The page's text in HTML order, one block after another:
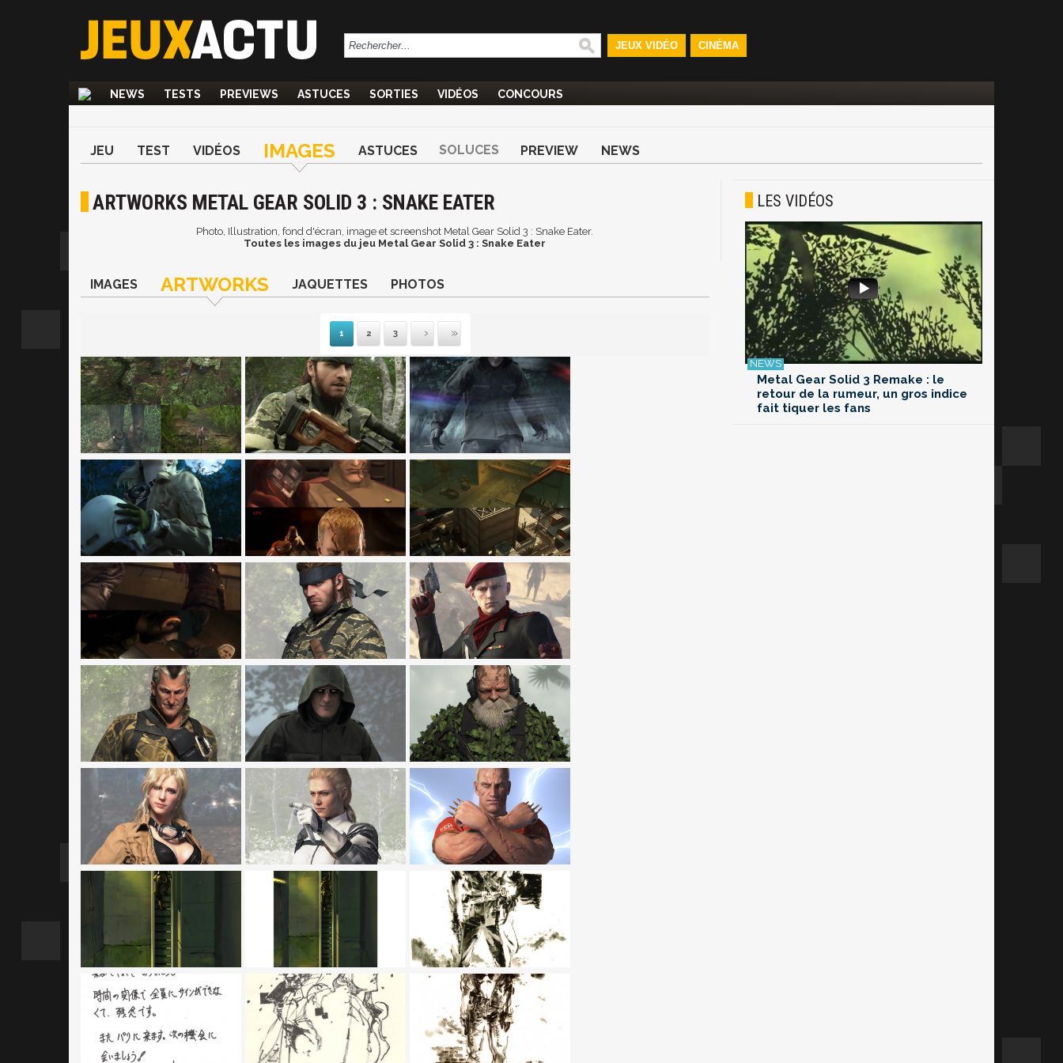
JEUX VIDÉO CINÉMA
NEWS TESTS PREVIEWS ASTUCES SORTIES VIDÉOS CONCOURS
JEU TEST VIDÉOS IMAGES ASTUCES SOLUCES PREVIEW NEWS
ARTWORKS METAL GEAR SOLID 3 : SNAKE EATER
Photo, Illustration, fond d'écran, image et screenshot Metal Gear Solid 3 : Snake Eater.
Toutes les images du jeu Metal Gear Solid 3 : Snake Eater
IMAGES ARTWORKS JAQUETTES PHOTOS
1 2 3
Suivante
Dernière
LES VIDÉOS
Metal Gear Solid 3 Remake : le
retour de la rumeur, un gros indice
fait tiquer les fans